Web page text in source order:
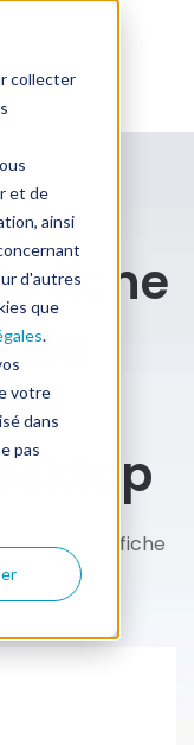
collecter
et de
ainsi
d'autres
que
.
votre
dans
pas
fiche
recevrez la fiche